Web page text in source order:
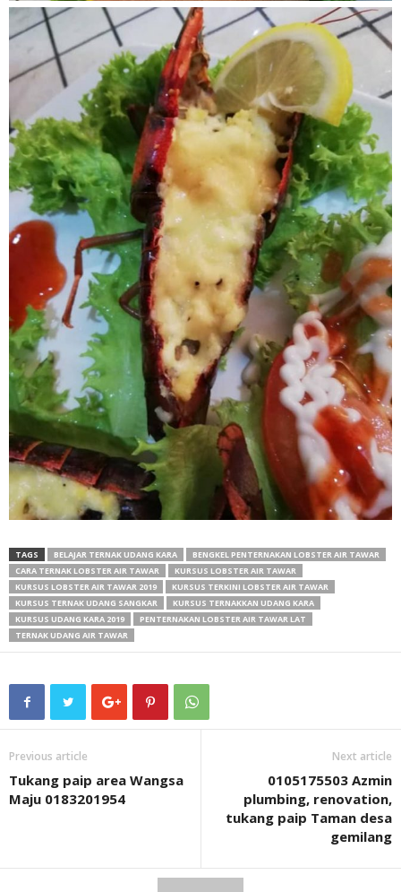
TAGS BELAJAR TERNAK UDANG KARA
BENGKEL PENTERNAKAN LOBSTER AIR TAWAR
CARA TERNAK LOBSTER AIR TAWAR
KURSUS LOBSTER AIR TAWAR
KURSUS LOBSTER AIR TAWAR 2019
KURSUS TERKINI LOBSTER AIR TAWAR
KURSUS TERNAK UDANG SANGKAR
KURSUS TERNAKKAN UDANG KARA
KURSUS UDANG KARA 2019
PENTERNAKAN LOBSTER AIR TAWAR LAT
TERNAK UDANG AIR TAWAR
Previous article
Tukang paip area Wangsa
Maju 0183201954
Next article
0105175503 Azmin
plumbing, renovation,
tukang paip Taman desa
gemilang